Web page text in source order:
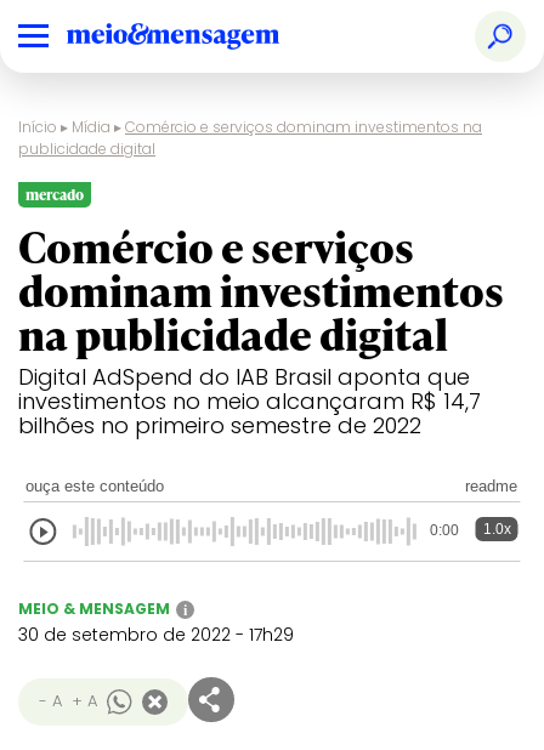
Início ▸ Mídia ▸Comércio e serviços dominam investimentos na
publicidade digital
mercado
Comércio e serviços
dominam investimentos
na publicidade digital
Digital AdSpend do IAB Brasil aponta que
investimentos no meio alcançaram R$ 14,7
bilhões no primeiro semestre de 2022
ouça este conteúdo readme
0:00 1.0x
MEIO & MENSAGEM i
30 de setembro de 2022 - 17h29
- A + A